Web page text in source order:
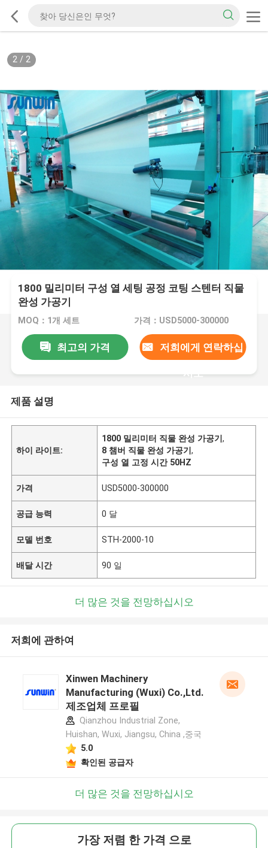
2/ 2
1800 밀리미터 구성 열 세팅 공정 코팅 스텐터 직물
완성 가공기
MOQ：1개 세트 가격：USD5000-300000
최고의 가격 저희에게 연락하십
시오
제품 설명
하이 라이트:
1800 밀리미터 직물 완성 가공기,
8 챔버 직물 완성 가공기,
구성 열 고정 시간 50HZ
가격 USD5000-300000
공급 능력 0 달
모델 번호 STH-2000-10
배달 시간 90 일
더 많은 것을 전망하십시오
저희에 관하여
Xinwen Machinery
Manufacturing (Wuxi) Co.,Ltd.
제조업체 프로필
Qianzhou Industrial Zone,
Huishan, Wuxi, Jiangsu, China ,중국
5.0
확인된 공급자
더 많은 것을 전망하십시오
가장 저렴 한 가격 으로